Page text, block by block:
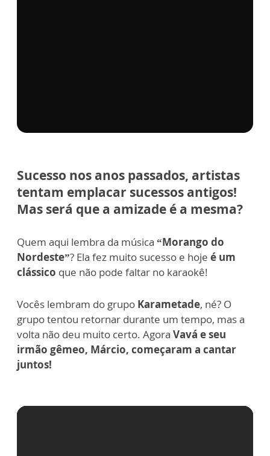
Sucesso nos anos passados, artistas
tentam emplacar sucessos antigos!
Mas será que a amizade é a mesma?
Quem aqui lembra da música “Morango do
Nordeste”? Ela fez muito sucesso e hoje é um
clássico que não pode faltar no karaokê!
Vocês lembram do grupo Karametade, né? O
grupo tentou retornar durante um tempo, mas a
volta não deu muito certo. Agora Vavá e seu
irmão gêmeo, Márcio, começaram a cantar
juntos!